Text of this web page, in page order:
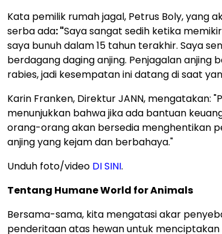
Kata pemilik rumah jagal, Petrus Boly, yang
serba ada: "Saya sangat sedih ketika
saya bunuh dalam 15 tahun terakhir. Saya
berdagang daging anjing. Penjagalan anjing
rabies, jadi kesempatan ini datang di saat
Karin Franken, Direktur JANN, mengatakan:
menunjukkan bahwa jika ada bantuan
orang-orang akan bersedia menghentikan
anjing yang kejam dan berbahaya."
Unduh foto/video DI SINI.
Tentang Humane World for Animals
Bersama-sama, kita mengatasi akar
penderitaan atas hewan untuk